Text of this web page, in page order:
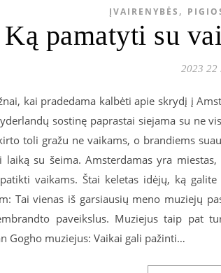
ĮVAIRENYBĖS ,
Ką pamatyti su
2023 22
kai pradedama kalbėti apie skrydį į
sostinę paprastai siejama su ne
toli gražu ne vaikams, o brandiems
laiką su šeima. Amsterdamas yra
vaikams. Štai keletas idėjų, ką
Tai vienas iš garsiausių meno muziejų
paveikslus. Muziejus taip pat
Gogho muziejus: Vaikai gali pažinti…